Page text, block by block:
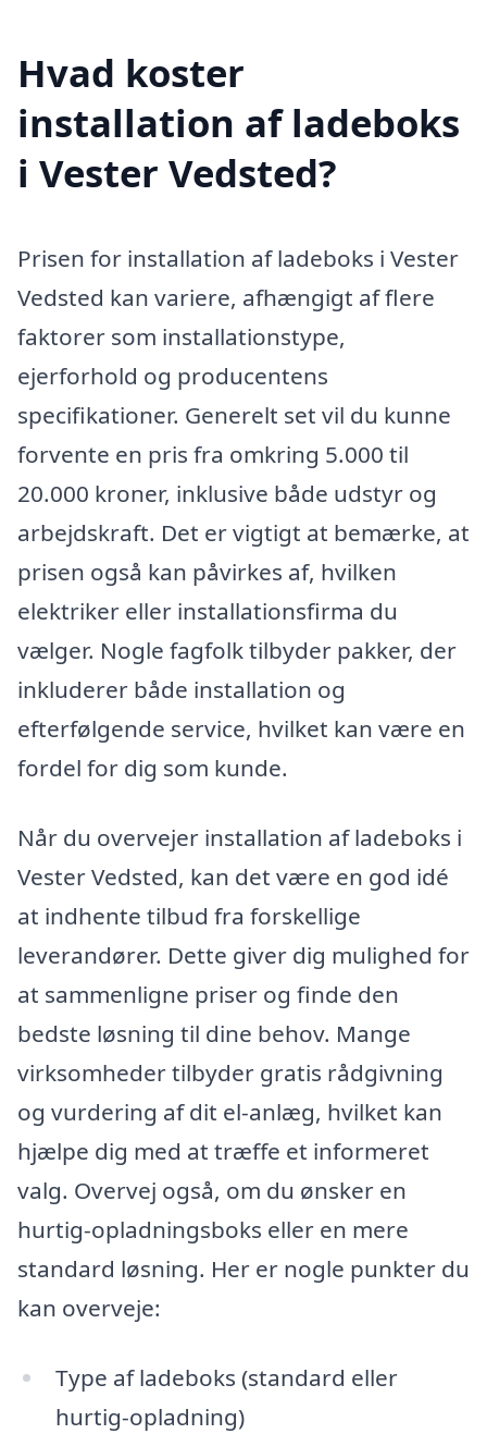
Hvad koster
installation af ladeboks
i Vester Vedsted?
Prisen for installation af ladeboks i Vester
Vedsted kan variere, afhængigt af flere
faktorer som installationstype,
ejerforhold og producentens
specifikationer. Generelt set vil du kunne
forvente en pris fra omkring 5.000 til
20.000 kroner, inklusive både udstyr og
arbejdskraft. Det er vigtigt at bemærke, at
prisen også kan påvirkes af, hvilken
elektriker eller installationsfirma du
vælger. Nogle fagfolk tilbyder pakker, der
inkluderer både installation og
efterfølgende service, hvilket kan være en
fordel for dig som kunde.
Når du overvejer installation af ladeboks i
Vester Vedsted, kan det være en god idé
at indhente tilbud fra forskellige
leverandører. Dette giver dig mulighed for
at sammenligne priser og finde den
bedste løsning til dine behov. Mange
virksomheder tilbyder gratis rådgivning
og vurdering af dit el-anlæg, hvilket kan
hjælpe dig med at træffe et informeret
valg. Overvej også, om du ønsker en
hurtig-opladningsboks eller en mere
standard løsning. Her er nogle punkter du
kan overveje:
Type af ladeboks (standard eller
hurtig-opladning)